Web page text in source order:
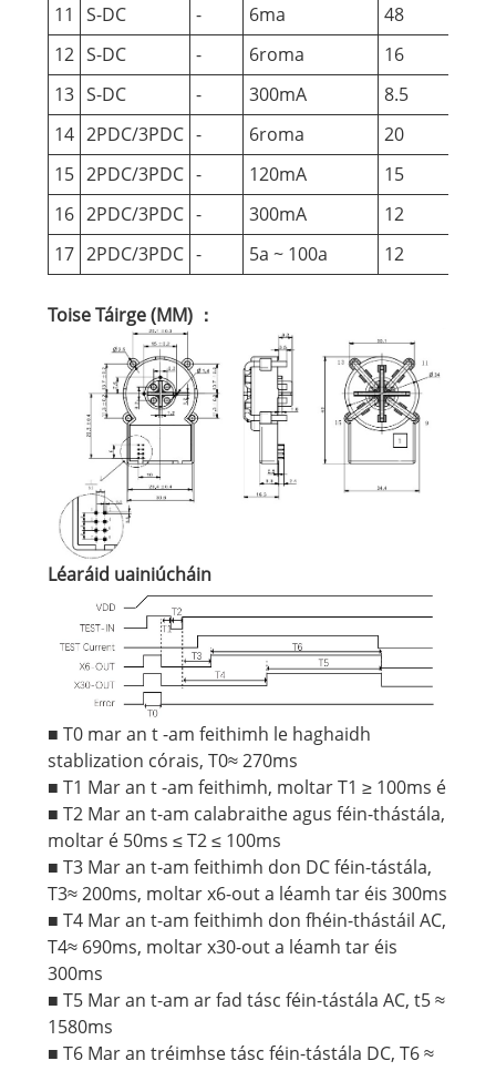
11
S-DC - 6ma 48
12 S-DC - 6roma 16
13 S-DC - 300mA 8.5
14 2PDC/3PDC - 6roma 20
15 2PDC/3PDC - 120mA 15
16 2PDC/3PDC - 300mA 12
17 2PDC/3PDC - 5a ~ 100a 12
Toise Táirge (MM) ：
Léaráid uainiúcháin
■ T0 mar an t -am feithimh le haghaidh
stablization córais, T0≈ 270ms
■ T1 Mar an t -am feithimh, moltar T1 ≥ 100ms é
■ T2 Mar an t-am calabraithe agus féin-thástála,
moltar é 50ms ≤ T2 ≤ 100ms
■ T3 Mar an t-am feithimh don DC féin-tástála,
T3≈ 200ms, moltar x6-out a léamh tar éis 300ms
■ T4 Mar an t-am feithimh don fhéin-thástáil AC,
T4≈ 690ms, moltar x30-out a léamh tar éis
300ms
■ T5 Mar an t-am ar fad tásc féin-tástála AC, t5 ≈
1580ms
■ T6 Mar an tréimhse tásc féin-tástála DC, T6 ≈